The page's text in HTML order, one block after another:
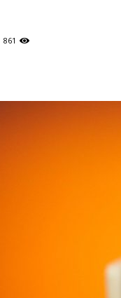
861